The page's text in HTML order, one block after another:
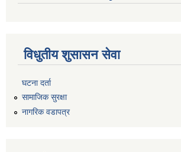
विधुतीय शुसासन सेवा
घटना दर्ता
सामाजिक सुरक्षा
नागरिक वडापत्र